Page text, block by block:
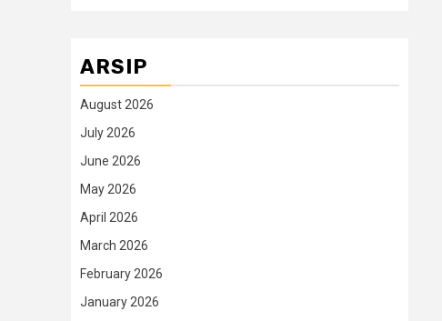
ARSIP
August 2026
July 2026
June 2026
May 2026
April 2026
March 2026
February 2026
January 2026